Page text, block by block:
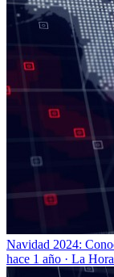
Navidad 2024:
hace 1 año · La Hora